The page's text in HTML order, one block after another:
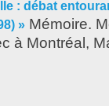
: débat
» Mémoire.
à Montréal,